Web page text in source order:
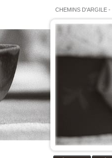
CHEMINS D'ARGILE -